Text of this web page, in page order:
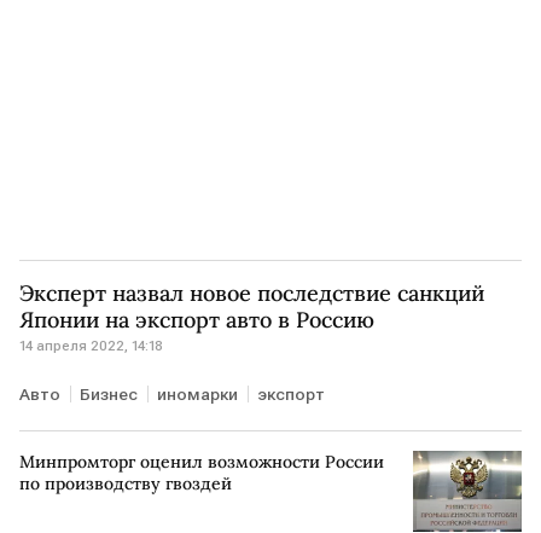
Эксперт назвал новое последствие санкций
Японии на экспорт авто в Россию
14 апреля 2022, 14:18
Авто Бизнес иномарки экспорт
Минпромторг оценил возможности России
по производству гвоздей